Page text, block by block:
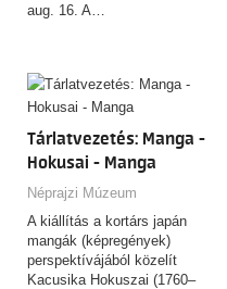
aug. 16. A…
Tárlatvezetés: Manga -
Hokusai - Manga
Néprajzi Múzeum
A kiállítás a kortárs japán
mangák (képregények)
perspektívájából közelít
Kacusika Hokuszai (1760–